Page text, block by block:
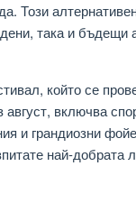
Този
така и бъдещи
който се
август, включва
и грандиозни
най-добрата